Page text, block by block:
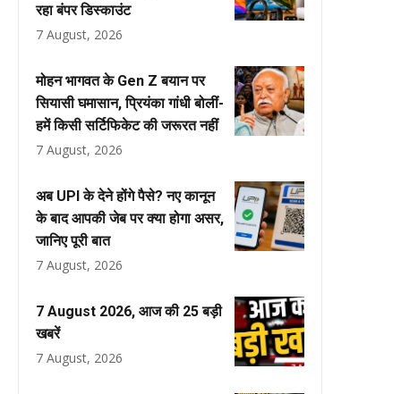
रहा बंपर डिस्काउंट
7 August, 2026
मोहन भागवत के Gen Z बयान पर
सियासी घमासान, प्रियंका गांधी बोलीं-
हमें किसी सर्टिफिकेट की जरूरत नहीं
7 August, 2026
अब UPI के देने होंगे पैसे? नए कानून
के बाद आपकी जेब पर क्या होगा असर,
जानिए पूरी बात
7 August, 2026
7 August 2026, आज की 25 बड़ी
खबरें
7 August, 2026